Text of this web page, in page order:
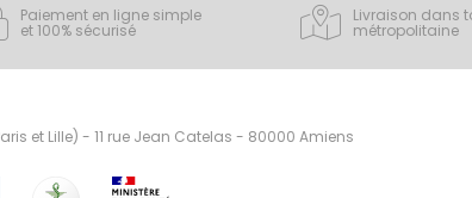
Paiement en ligne simple
et 100% sécurisé
Livraison dans
métropolitaine
et Lille) - 11 rue Jean Catelas - 80000 Amiens